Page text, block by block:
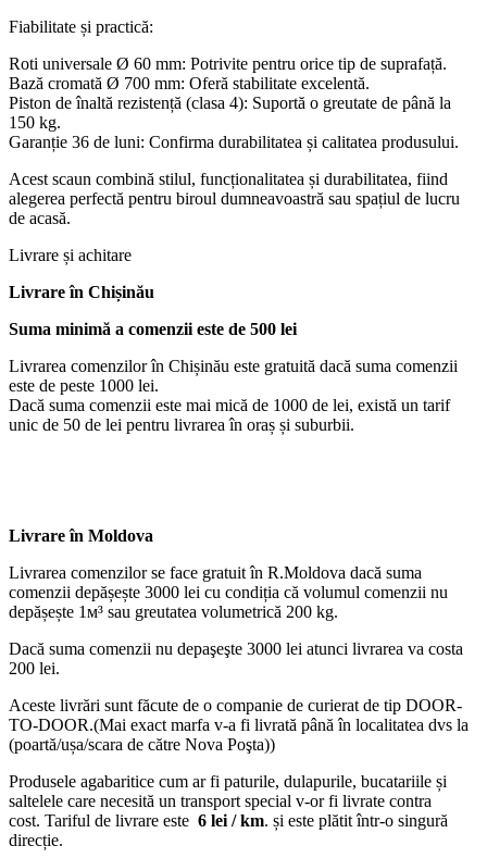
Fiabilitate și practică:
Roti universale Ø 60 mm: Potrivite pentru orice tip de suprafață.
Bază cromată Ø 700 mm: Oferă stabilitate excelentă.
Piston de înaltă rezistență (clasa 4): Suportă o greutate de până la
150 kg.
Garanție 36 de luni: Confirma durabilitatea și calitatea produsului.
Acest scaun combină stilul, funcționalitatea și durabilitatea, fiind
alegerea perfectă pentru biroul dumneavoastră sau spațiul de lucru
de acasă.
Livrare și achitare
Livrareîn Chișinău
Suma minimă a comenzii este de 500 lei
Livrarea comenzilor în Chișinău este gratuită dacă suma comenzii
este de peste 1000 lei.
Dacă suma comenzii este mai mică de 1000 de lei, există un tarif
unic de 50 de lei pentru livrarea în oraș și suburbii.
Livrare în Moldova
Livrarea comenzilor se face gratuit în R.Moldova dacă suma
comenzii depășește 3000 lei cu condiția că volumul comenzii nu
depășește 1м³ sau greutatea volumetrică 200 kg.
Dacă suma comenzii nu depaşeşte 3000 lei atunci livrarea va costa
200 lei.
Aceste livrări sunt făcute de o companie de curierat de tip DOOR-
TO-DOOR.(Mai exact marfa v-a fi livrată până în localitatea dvs la
(poartă/ușa/scara de către Nova Poşta))
Produsele agabaritice cum ar fi paturile, dulapurile, bucatariile și
saltelele care necesită un transport special v-or fi livrate contra
cost. Tariful de livrare este 6 lei / km. și este plătit într-o singură
direcție.